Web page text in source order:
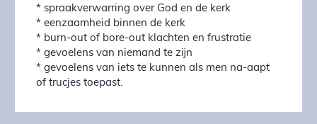
* spraakverwarring over God en de kerk
* eenzaamheid binnen de kerk
* burn-out of bore-out klachten en frustratie
* gevoelens van niemand te zijn
* gevoelens van iets te kunnen als men na-aapt
of trucjes toepast.